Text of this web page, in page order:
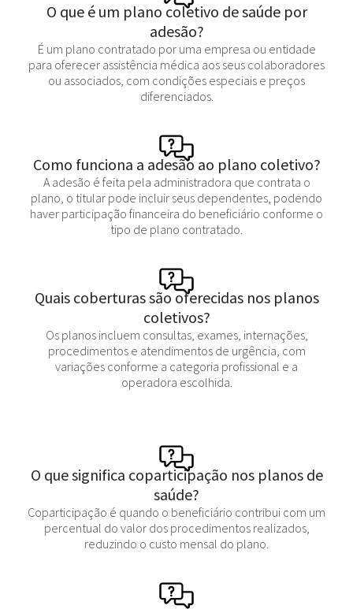
O que é um plano coletivo de saúde por
adesão?
É um plano contratado por uma empresa ou entidade
para oferecer assistência médica aos seus colaboradores
ou associados, com condições especiais e preços
diferenciados.
Como funciona a adesão ao plano coletivo?
A adesão é feita pela administradora que contrata o
plano, o titular pode incluir seus dependentes, podendo
haver participação financeira do beneficiário conforme o
tipo de plano contratado.
Quais coberturas são oferecidas nos planos
coletivos?
Os planos incluem consultas, exames, internações,
procedimentos e atendimentos de urgência, com
variações conforme a categoria profissional e a
operadora escolhida.
O que significa coparticipação nos planos de
saúde?
Coparticipação é quando o beneficiário contribui com um
percentual do valor dos procedimentos realizados,
reduzindo o custo mensal do plano.